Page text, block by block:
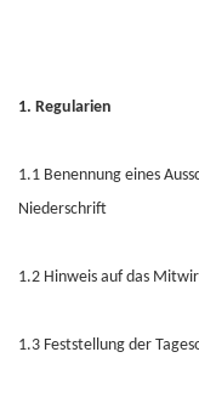
1. Regularien
1.1 Benennung eines
Niederschrift
1.2 Hinweis auf das
1.3 Feststellung der